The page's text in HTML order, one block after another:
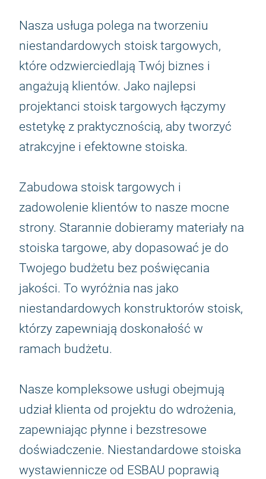
Nasza usługa polega na tworzeniu
niestandardowych stoisk targowych,
które odzwierciedlają Twój biznes i
angażują klientów. Jako najlepsi
projektanci stoisk targowych łączymy
estetykę z praktycznością, aby tworzyć
atrakcyjne i efektowne stoiska.
Zabudowa stoisk targowych i
zadowolenie klientów to nasze mocne
strony. Starannie dobieramy materiały na
stoiska targowe, aby dopasować je do
Twojego budżetu bez poświęcania
jakości. To wyróżnia nas jako
niestandardowych konstruktorów stoisk,
którzy zapewniają doskonałość w
ramach budżetu.
Nasze kompleksowe usługi obejmują
udział klienta od projektu do wdrożenia,
zapewniając płynne i bezstresowe
doświadczenie. Niestandardowe stoiska
wystawiennicze od ESBAU poprawią